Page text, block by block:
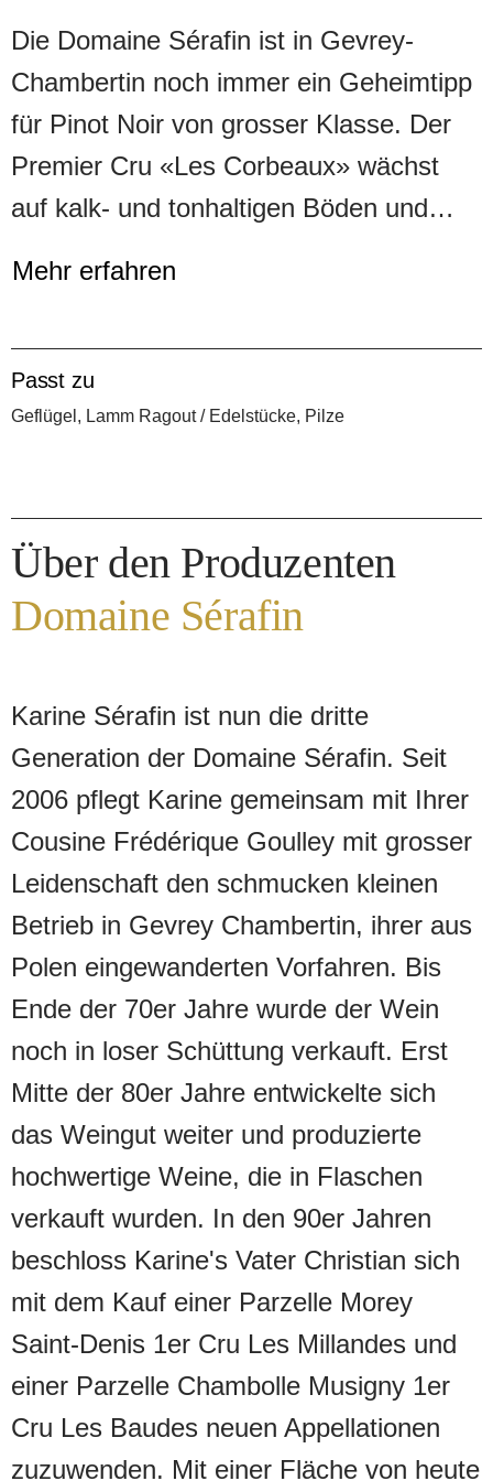
Die Domaine Sérafin ist in Gevrey-
Chambertin noch immer ein Geheimtipp
für Pinot Noir von grosser Klasse. Der
Premier Cru «Les Corbeaux» wächst
auf kalk- und tonhaltigen Böden und
einer langen Maischegärung extrahiert,
bevor der Wein 12 bis 18 Monate in
Rauch, Feuerstein und Schwarzkirsche,
am Gaumen saftige Kirsche und
Waldbeeren mit einem Hauch Lakritze.
beeindruckende Tiefe machen diesen
Premier Cru zum idealen Begleiter von
Lamm, Geflügel oder Pilzen.
Mehr erfahren
Passt zu
Geflügel, Lamm Ragout / Edelstücke, Pilze
Über den Produzenten
Domaine Sérafin
Karine Sérafin ist nun die dritte
Generation der Domaine Sérafin. Seit
2006 pflegt Karine gemeinsam mit Ihrer
Cousine Frédérique Goulley mit grosser
Leidenschaft den schmucken kleinen
Betrieb in Gevrey Chambertin, ihrer aus
Polen eingewanderten Vorfahren. Bis
Ende der 70er Jahre wurde der Wein
noch in loser Schüttung verkauft. Erst
Mitte der 80er Jahre entwickelte sich
das Weingut weiter und produzierte
hochwertige Weine, die in Flaschen
verkauft wurden. In den 90er Jahren
beschloss Karine's Vater Christian sich
mit dem Kauf einer Parzelle Morey
Saint-Denis 1er Cru Les Millandes und
einer Parzelle Chambolle Musigny 1er
Cru Les Baudes neuen Appellationen
zuzuwenden. Mit einer Fläche von heute